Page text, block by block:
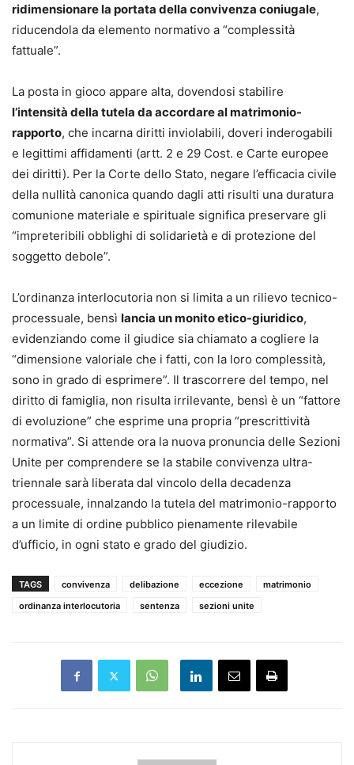
ridimensionare la portata della convivenza coniugale,
riducendola da elemento normativo a “complessità
fattuale”.
La posta in gioco appare alta, dovendosi stabilire
l’intensità della tutela da accordare al matrimonio-
rapporto, che incarna diritti inviolabili, doveri inderogabili
e legittimi affidamenti (artt. 2 e 29 Cost. e Carte europee
dei diritti). Per la Corte dello Stato, negare l’efficacia civile
della nullità canonica quando dagli atti risulti una duratura
comunione materiale e spirituale significa preservare gli
“impreteribili obblighi di solidarietà e di protezione del
soggetto debole”.
L’ordinanza interlocutoria non si limita a un rilievo tecnico-
processuale, bensì lancia un monito etico-giuridico,
evidenziando come il giudice sia chiamato a cogliere la
“dimensione valoriale che i fatti, con la loro complessità,
sono in grado di esprimere”. Il trascorrere del tempo, nel
diritto di famiglia, non risulta irrilevante, bensì è un “fattore
di evoluzione” che esprime una propria “prescrittività
normativa”. Si attende ora la nuova pronuncia delle Sezioni
Unite per comprendere se la stabile convivenza ultra-
triennale sarà liberata dal vincolo della decadenza
processuale, innalzando la tutela del matrimonio-rapporto
a un limite di ordine pubblico pienamente rilevabile
d’ufficio, in ogni stato e grado del giudizio.
TAGS convivenza delibazione eccezione
matrimonio
ordinanza interlocutoria
sentenza sezioni unite